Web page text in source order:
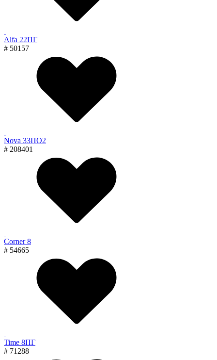
Alfa 22ПГ
# 50157
Nova 33ПО2
# 208401
Corner 8
# 54665
Time 8ПГ
# 71288